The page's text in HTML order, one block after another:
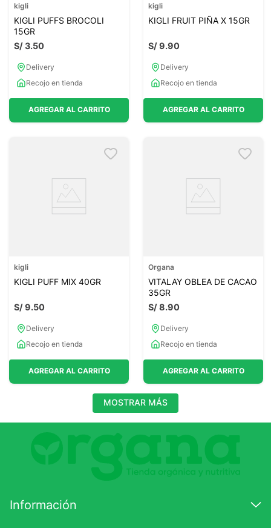
kigli
KIGLI PUFFS BROCOLI
15GR
S/3.50
Delivery
Recojo en tienda
AGREGAR AL CARRITO
kigli
KIGLI FRUIT PIÑA X 15GR
S/9.90
Delivery
Recojo en tienda
AGREGAR AL CARRITO
kigli
KIGLI PUFF MIX 40GR
S/9.50
Delivery
Recojo en tienda
AGREGAR AL CARRITO
Organa
VITALAY OBLEA DE CACAO
35GR
S/8.90
Delivery
Recojo en tienda
AGREGAR AL CARRITO
MOSTRAR MÁS
Información